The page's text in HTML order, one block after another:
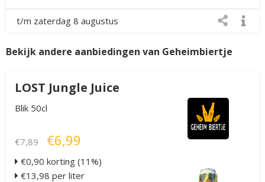
t/m zaterdag 8 augustus
Bekijk andere aanbiedingen van Geheimbiertje
LOST Jungle Juice
Blik 50cl
€7,89 €6,99
€0,90 korting (11%)
€13,98 per liter